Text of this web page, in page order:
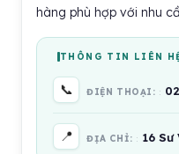
hàng phù hợp với nhu
THÔNG TIN LIÊN
📞 ĐIỆN THOẠI:
📍 ĐỊA CHỈ: 16